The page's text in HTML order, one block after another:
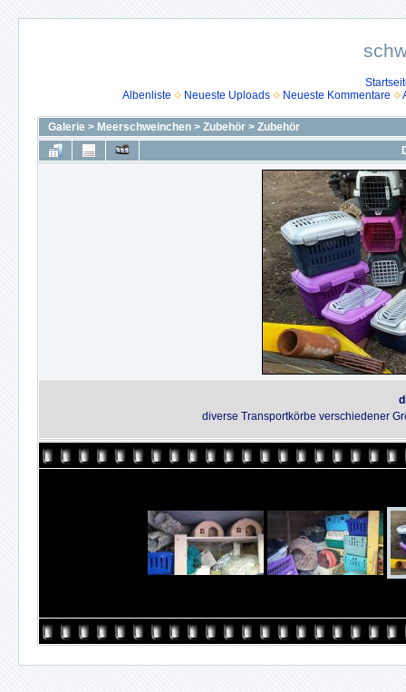
Albenliste
Neueste Uploads Neueste Kommentare
Galerie > Meerschweinchen > Zubehör > Zubehör
diverse Transportkörbe verschiedener